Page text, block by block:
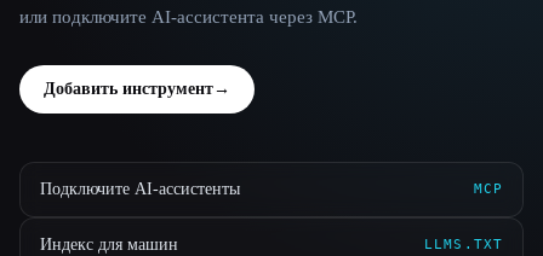
или подключите AI-ассистента через MCP.
Добавить инструмент→
Подключите AI-ассистенты MCP
Индекс для машин LLMS.TXT